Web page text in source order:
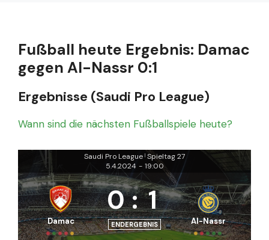
Fußball heute Ergebnis: Damac
gegen Al-Nassr 0:1
Ergebnisse (Saudi Pro League)
Wann sind die nächsten Fußballspiele heute?
Saudi Pro League | Spieltag 27
5.4.2024 - 19:00
Damac
0: 1
ENDERGEBNIS Al-Nassr